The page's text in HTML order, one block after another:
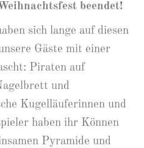
beendet!
sich lange auf diesen
Gäste mit einer
Piraten auf
und
Kugelläuferinnen und
haben ihr Können
Pyramide und